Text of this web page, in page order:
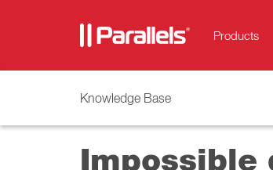
Products
Knowledge Base
Impossible